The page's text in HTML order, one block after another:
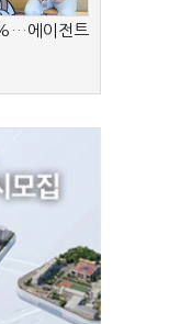
에이전트